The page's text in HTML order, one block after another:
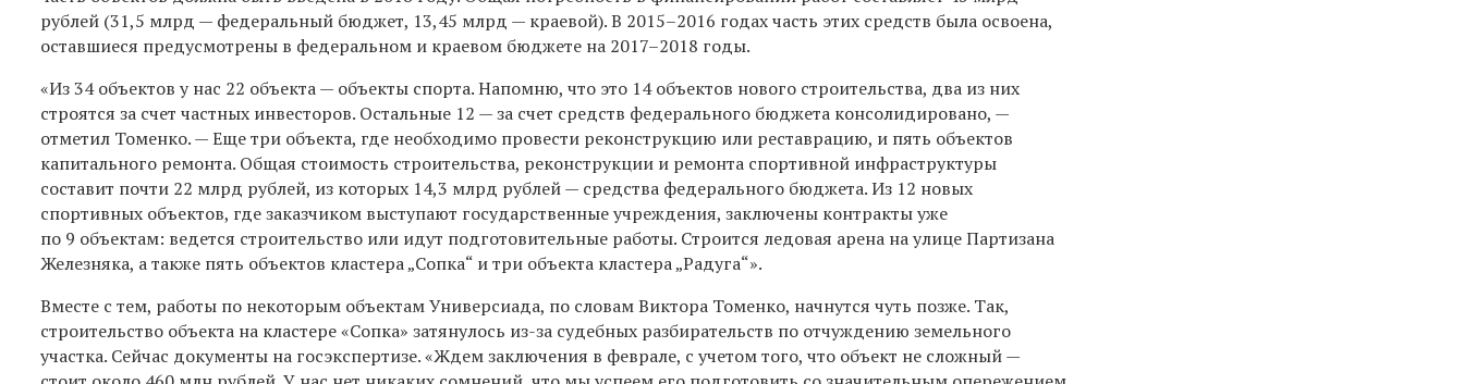
рублей (31,5 млрд — федеральный бюджет, 13,45 млрд — краевой). В 2015–2016 годах часть этих средств была освоена,
оставшиеся предусмотрены в федеральном и краевом бюджете на 2017–2018 годы.
«Из34 объектов у нас 22 объекта — объекты спорта.Напомню, что это 14 объектов нового строительства, два из них
строятся за счет частных инвесторов. Остальные 12 — за счет средств федерального бюджета консолидировано, —
отметил Томенко. —Еще три объекта, где необходимо провести реконструкцию или реставрацию, и пять объектов
капитального ремонта. Общая стоимость строительства, реконструкции и ремонта спортивной инфраструктуры
составит почти 22 млрд рублей, из которых 14,3 млрд рублей — средства федерального бюджета. Из 12 новых
спортивных объектов, где заказчиком выступают государственные учреждения, заключены контракты уже
по 9 объектам: ведется строительство или идут подготовительные работы. Строится ледовая арена на улице Партизана
Железняка, а также пять объектов кластера „Сопка“ и три объекта кластера „Радуга“».
Вместе с тем, работы по некоторым объектам Универсиада, по словам Виктора Томенко, начнутся чуть позже. Так,
строительство объекта на кластере «Сопка» затянулось из-за судебных разбирательств по отчуждению земельного
участка. Сейчас документы на госэкспертизе. «Ждем заключения в феврале, с учетом того, что объект не сложный —